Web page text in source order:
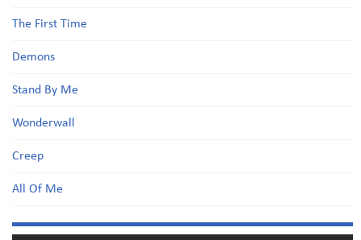
The First Time
Demons
Stand By Me
Wonderwall
Creep
All Of Me